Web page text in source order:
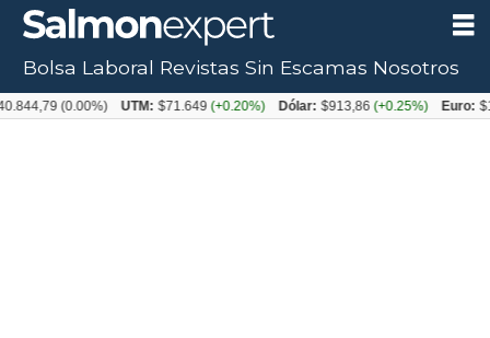
Bolsa Laboral Revistas Sin Escamas Nosotros
(0.00%) UTM: $71.649(+0.20%) Dólar: $913,86(+0.25%) Euro: $1053,08